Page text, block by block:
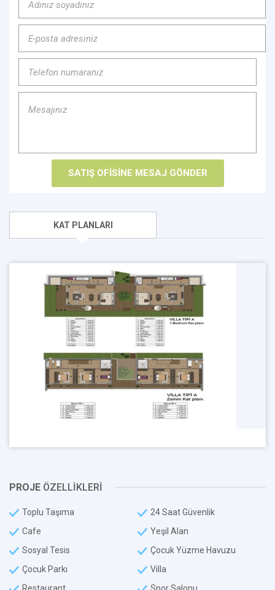
KAT PLANLARI
PROJE ÖZELLİKLERİ
Toplu Taşıma
24 Saat Güvenlik
Cafe
Yeşil Alan
Sosyal Tesis
Çocuk Yüzme Havuzu
Çocuk Parkı
Villa